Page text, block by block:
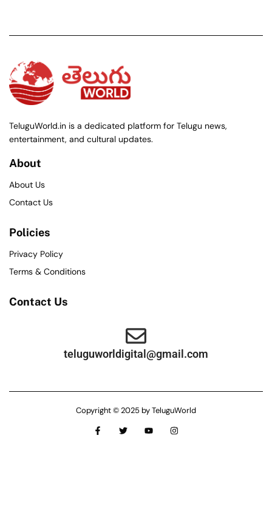
TeluguWorld.in is a dedicated platform for Telugu news,
entertainment, and cultural updates.
About
About Us
Contact Us
Policies
Privacy Policy
Terms & Conditions
Contact Us
teluguworldigital@gmail.com
Copyright © 2025 by TeluguWorld